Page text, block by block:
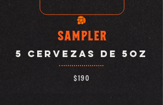
SAMPLER
5 CERVEZAS DE 5OZ
$190